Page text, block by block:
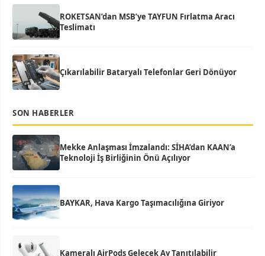
ROKETSAN’dan MSB’ye TAYFUN Fırlatma Aracı
Teslimatı
Çıkarılabilir Bataryalı Telefonlar Geri Dönüyor
SON HABERLER
Mekke Anlaşması İmzalandı: SİHA’dan KAAN’a
Teknoloji İş Birliğinin Önü Açılıyor
BAYKAR, Hava Kargo Taşımacılığına Giriyor
Kameralı AirPods Gelecek Ay Tanıtılabilir